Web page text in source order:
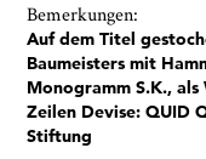
Bemerkungen:
Auf dem Titel
Baumeisters mit
Monogramm S.K.,
Zeilen Devise: QUID
Stiftung
Newsletter
Zustimmung
besteht ein